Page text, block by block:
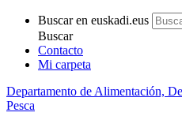
Buscar en euskadi.eus
Buscar
Contacto
Mi carpeta
Departamento de Alimentación,
Pesca